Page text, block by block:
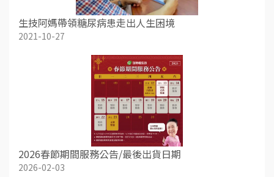
生技阿媽帶領糖尿病患走出人生困境
2021-10-27
2026春節期間服務公告/最後出貨日期
2026-02-03